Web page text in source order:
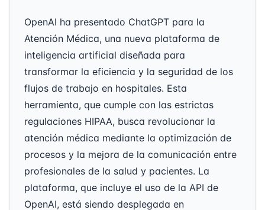
OpenAI ha presentado ChatGPT para la
Atención Médica, una nueva plataforma de
inteligencia artificial diseñada para
transformar la eficiencia y la seguridad de los
flujos de trabajo en hospitales. Esta
herramienta, que cumple con las estrictas
regulaciones HIPAA, busca revolucionar la
atención médica mediante la optimización de
procesos y la mejora de la comunicación entre
profesionales de la salud y pacientes. La
plataforma, que incluye el uso de la API de
OpenAI, está siendo desplegada en